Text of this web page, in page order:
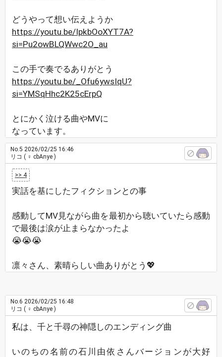
どうやって想い伝えようか
https://youtu.be/IpkbOoXYT7A?
si=Pu2owBLQWwc2O_au
この手で奏でるありがとう
https://youtu.be/_Ofu6ywsIqU?
si=YMSqHhc2K25cErpQ
とにかく泣ける曲やMVに
なっています。
No.5 2026/02/25 16:46
リコ ( ♀ cbAnye )
>> 4
実話を基にしたフィクションとの事
感動してMV見ながら曲を最初から聴いていたら感動
で最後は涙が止まらなかったよ
😭😭😭
凛々さん、素晴らしい曲ありがとう💖
No.6 2026/02/25 16:48
リコ ( ♀ cbAnye )
私は、千と千尋の神隠しのエンディング曲
いのちの名前の石川由依さんバージョンが大好